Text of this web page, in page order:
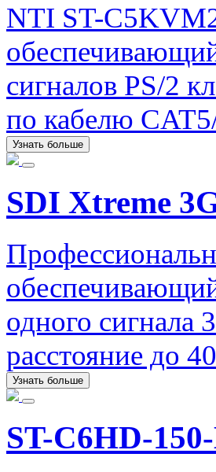
NTI ST-
сигналов PS/2
по кабелю
Узнать больше
SDI Xtreme
одного сигнала
расстояние до
Узнать больше
ST-C6HD-